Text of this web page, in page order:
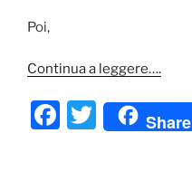
Poi,
Continua a leggere….
F
T
w
Share